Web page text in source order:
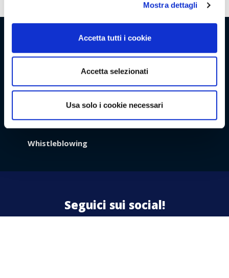
Mostra dettagli
Accetta tutti i cookie
Accetta selezionati
Usa solo i cookie necessari
Premio
Contattaci
Azienda
Lavora con noi
Contatti
Area riservata
Whistleblowing
Seguici sui social!